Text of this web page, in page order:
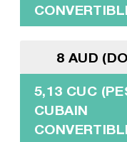
8 AUD
5,13 CUC
CUBAIN